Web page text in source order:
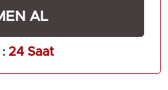
: 24 Saat